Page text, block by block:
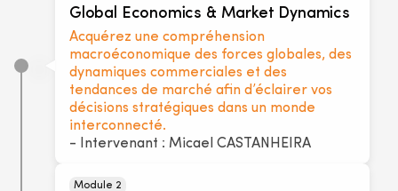
Global Economics & Market Dynamics
Acquérez une compréhension
macroéconomique des forces globales, des
dynamiques commerciales et des
tendances de marché afin d’éclairer vos
décisions stratégiques dans un monde
interconnecté.
- Intervenant : Micael CASTANHEIRA
Module 2